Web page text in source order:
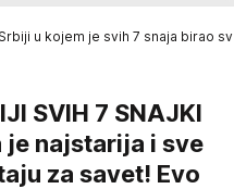
u kojem je svih 7 snaja birao
SVIH 7 SNAJKI
je najstarija i sve
za savet! Evo